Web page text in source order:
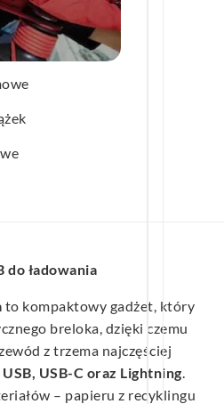
do ładowania
to kompaktowy gadżet, który
breloka, dzięki czemu
z trzema najczęściej
USB-C oraz Lightning.
– papieru z recyklingu